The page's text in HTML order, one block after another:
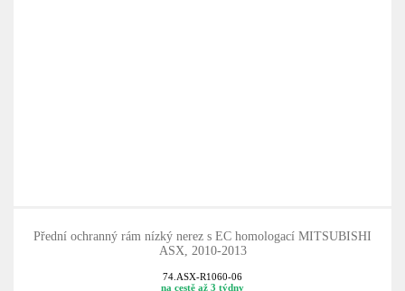
Přední ochranný rám nízký nerez s EC homologací MITSUBISHI
ASX, 2010-2013
74.ASX-R1060-06
na cestě až 3 týdny